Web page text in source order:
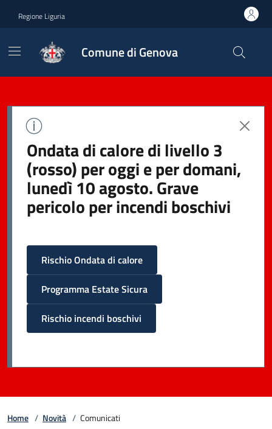
Regione Liguria
Comune di Genova
Ondata di calore di livello 3
(rosso) per oggi e per domani,
lunedì 10 agosto. Grave
pericolo per incendi boschivi
Rischio Ondata di calore
Programma Estate Sicura
Rischio incendi boschivi
Home / Novità / Comunicati